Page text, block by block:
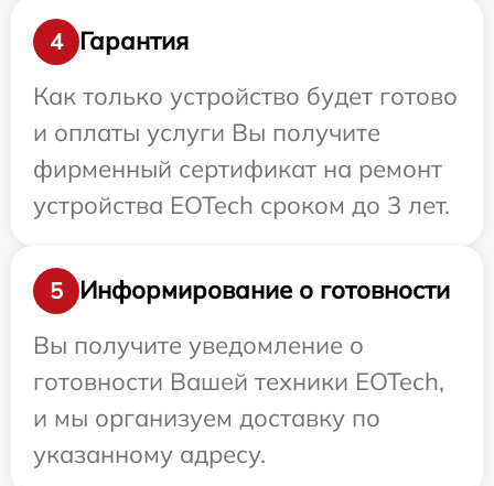
4
Гарантия
Как только устройство будет готово
и оплаты услуги Вы получите
фирменный сертификат на ремонт
устройства EOTech сроком до 3 лет.
5
Информирование о готовности
Вы получите уведомление о
готовности Вашей техники EOTech,
и мы организуем доставку по
указанному адресу.